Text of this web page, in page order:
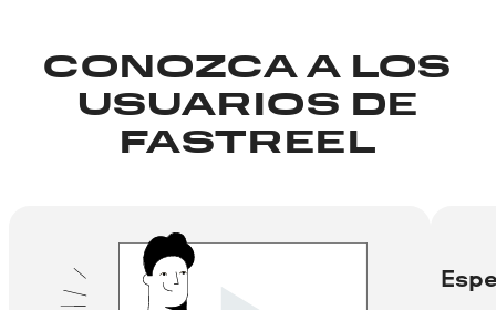
CONOZCA A LOS
USUARIOS DE
FASTREEL